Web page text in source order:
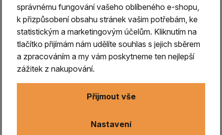
Každý výrobcemásvůj tajný recept, který se dědí
z generace na generaci a může se lišit v použití výchozích
surovin a jednotlivých poměrů. Jde vždy o ruční práci
s nejkvalitnějšími vonnými složkami. Obecně platí, že čím je
Bakhoor uchováván déle, tím má lepší vůni.
uctění hostů, milostné chvíle, odpočinek, k posílení
negativních emocí, zlepšení nálady a posílení kreativity.
správnému fungování vašeho oblíbeného e-shopu,
k přizpůsobení obsahu stránek vašim potřebám, ke
statistickým a marketingovým účelům. Kliknutím na
tlačítko přijímám nám udělíte souhlas s jejich sběrem
a zpracováním a my vám poskytneme ten nejlepší
zážitek z nakupování.
Nastavení
Přijmout vše